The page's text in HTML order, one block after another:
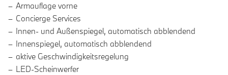
Armauflage vorne
Concierge Services
Innen- und Außenspiegel, automatisch abblendend
Innenspiegel, automatisch abblendend
aktive Geschwindigkeitsregelung
LED-Scheinwerfer